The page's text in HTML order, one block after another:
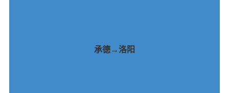
承德→洛阳